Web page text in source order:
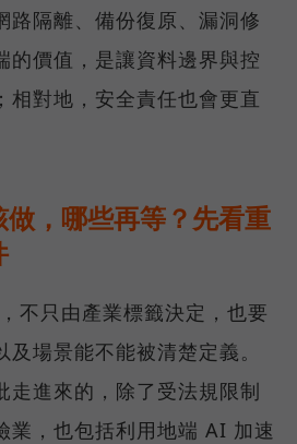
路隔離、備份復原、漏洞修
的價值，是讓資料邊界與控
相對地，安全責任也會更直
，哪些再等？先看重
不只由產業標籤決定，也要
場景能不能被清楚定義。
走進來的，除了受法規限制
業，也包括利用地端 AI 加速